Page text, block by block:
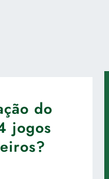
do
jogos